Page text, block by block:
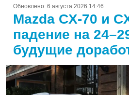
Обновлено: 6 августа 2026 14:46
Mazda CX-70 и
падение на
будущие